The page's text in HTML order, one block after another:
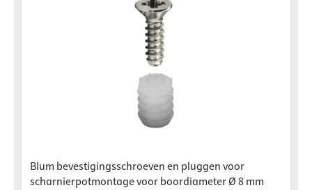
Blum bevestigingsschroeven en pluggen voor
scharnierpotmontage voor boordiameter Ø 8 mm